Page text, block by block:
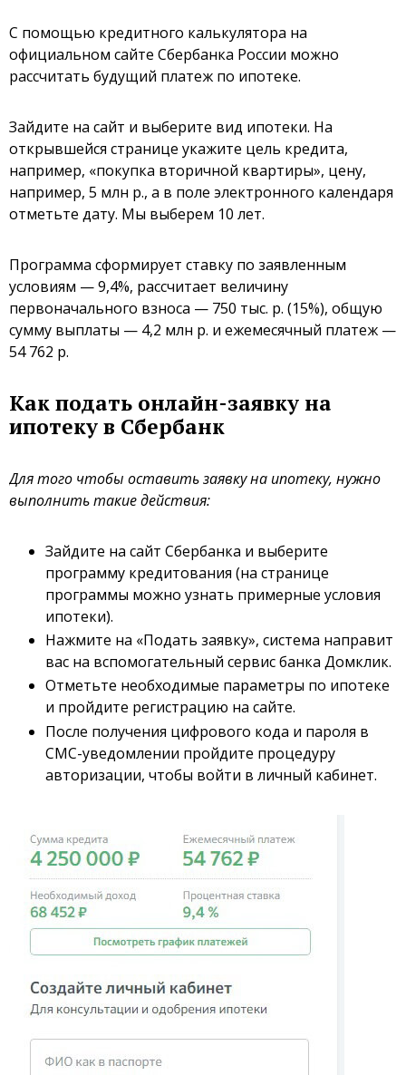
С помощью кредитного калькулятора на
официальном сайте Сбербанка России можно
рассчитать будущий платеж по ипотеке.
Зайдите на сайт и выберите вид ипотеки. На
открывшейся странице укажите цель кредита,
например, «покупка вторичной квартиры», цену,
например, 5 млн р., а в поле электронного календаря
отметьте дату. Мы выберем 10 лет.
Программа сформирует ставку по заявленным
условиям — 9,4%, рассчитает величину
первоначального взноса — 750 тыс. р. (15%), общую
сумму выплаты — 4,2 млн р. и ежемесячный платеж —
54 762 р.
Как подать онлайн-заявку на
ипотеку в Сбербанк
Для того чтобы оставить заявку на ипотеку, нужно
выполнить такие действия:
Зайдите на сайт Сбербанка и выберите
программу кредитования (на странице
программы можно узнать примерные условия
ипотеки).
Нажмите на «Подать заявку», система направит
вас на вспомогательный сервис банка Домклик.
Отметьте необходимые параметры по ипотеке
и пройдите регистрацию на сайте.
После получения цифрового кода и пароля в
СМС-уведомлении пройдите процедуру
авторизации, чтобы войти в личный кабинет.